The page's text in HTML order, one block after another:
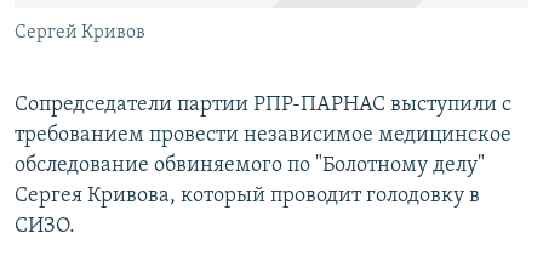
Все сайты РСЕ/РС
Сергей Кривов
Сопредседатели партии РПР-ПАРНАС выступили с
требованием провести независимое медицинское
обследование обвиняемого по "Болотному делу"
Сергея Кривова, который проводит голодовку в
СИЗО.